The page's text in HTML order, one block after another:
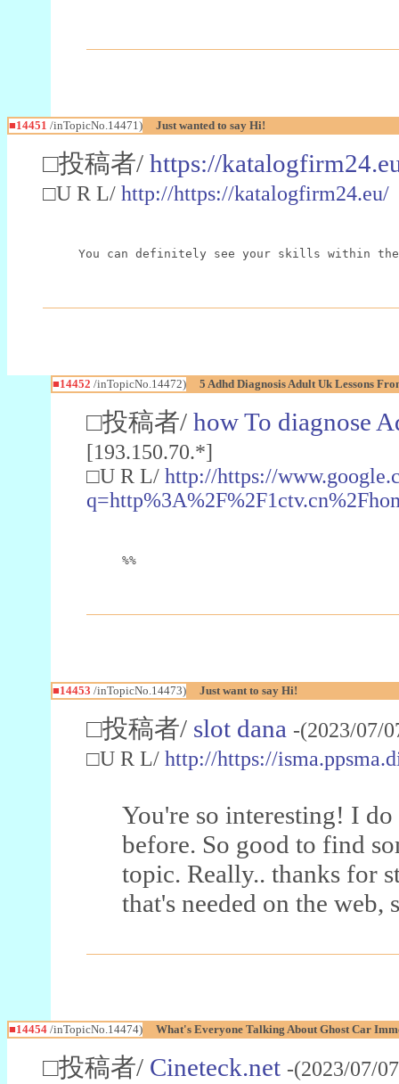
■14451 /inTopicNo.14471) Just wanted to say Hi!
□投稿者/ https://
□U R L/ http://https://katalogfirm24.eu/
You can definitely see your skills within
■14452 /inTopicNo.14472) 5 Adhd Diagnosis Adult Uk Lessons
□投稿者/ how To diagnose
[193.150.70.*]
□U R L/ http://https://
%%
■14453 /inTopicNo.14473) Just want to say Hi!
□投稿者/ slot dana -(2023/07/
□U R L/ http://https://
You're so interesting! I
before. So good to find
topic. Really.. thanks for
that's needed on the
■14454 /inTopicNo.14474) What's Everyone Talking About Ghost Car
□投稿者/ Cineteck.net -(2023/07/